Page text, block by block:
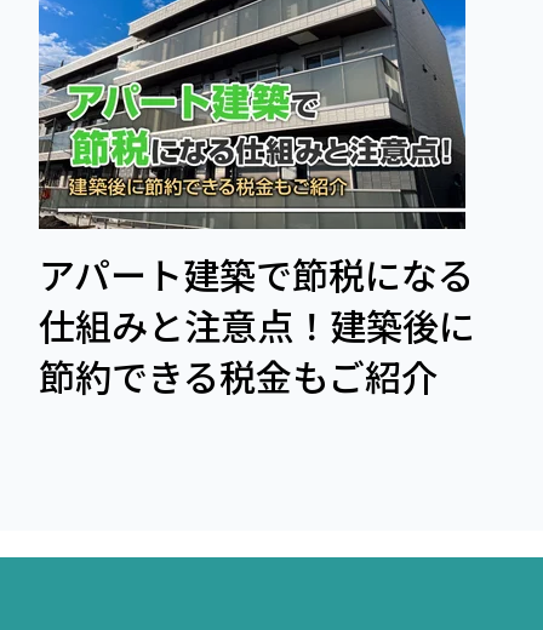
アパート建築で節税になる
仕組みと注意点！建築後に
節約できる税金もご紹介